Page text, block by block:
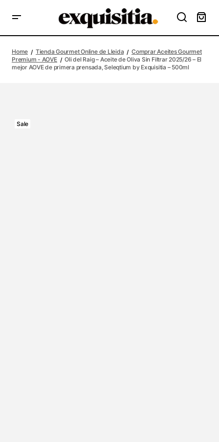
Home Tienda Gourmet Online de Lleida
Comprar Aceites Gourmet
Premium - AOVE
Oli del Raig – Aceite de Oliva Sin Filtrar 2025/26 – El
mejor AOVE de primera prensada, Seleqtium by Exquisitia – 500ml
Sale